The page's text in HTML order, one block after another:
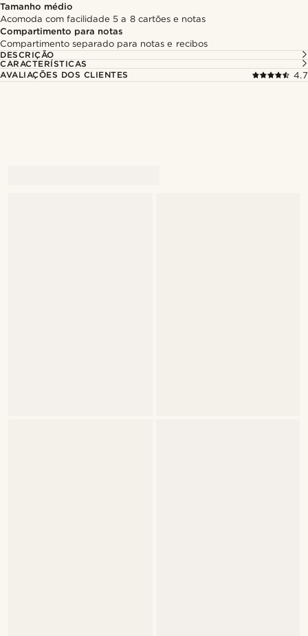
Tamanho médio
Acomoda com facilidade 5 a 8 cartões e notas
Compartimento para notas
Compartimento separado para notas e recibos
DESCRIÇÃO
CARACTERÍSTICAS
AVALIAÇÕES DOS CLIENTES
4.7